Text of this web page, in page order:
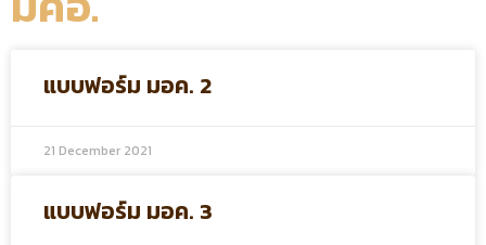
แบบฟอร์ม มอค. 2
21 December 2021
แบบฟอร์ม มอค. 3